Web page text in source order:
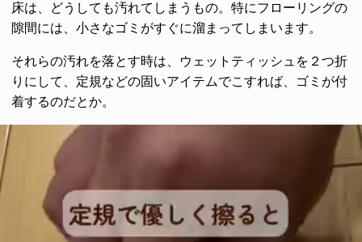
床は、どうしても汚れてしまうもの。特にフローリングの
隙間には、小さなゴミがすぐに溜まってしまいます。
それらの汚れを落とす時は、ウェットティッシュを２つ折
りにして、定規などの固いアイテムでこすれば、ゴミが付
着するのだとか。